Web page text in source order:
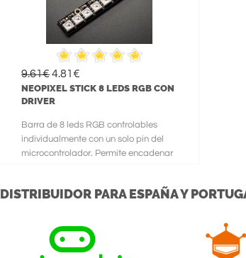
9.61€4.81€
NEOPIXEL STICK 8 LEDS RGB CON
DRIVER
Barra de 8 leds RGB controlables
individualmente con un solo pin del
microcontrolador. Permite encadenar
DISTRIBUIDOR PARA ESPAÑA Y